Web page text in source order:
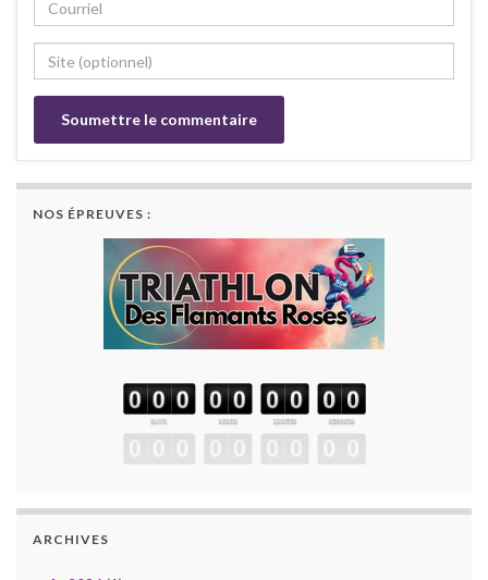
NOS ÉPREUVES :
ARCHIVES